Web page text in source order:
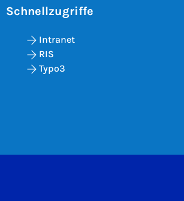
Schnellzugriffe
Intranet
RIS
Typo3